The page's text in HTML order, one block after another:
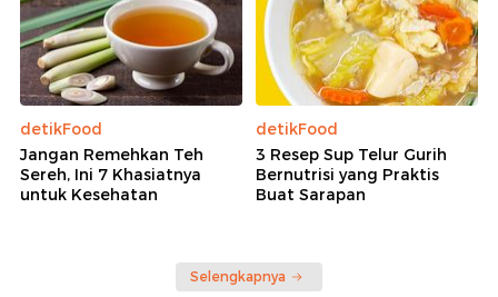
detikFood
Jangan Remehkan Teh
Sereh, Ini 7 Khasiatnya
untuk Kesehatan
detikFood
3 Resep Sup Telur Gurih
Bernutrisi yang Praktis
Buat Sarapan
Selengkapnya